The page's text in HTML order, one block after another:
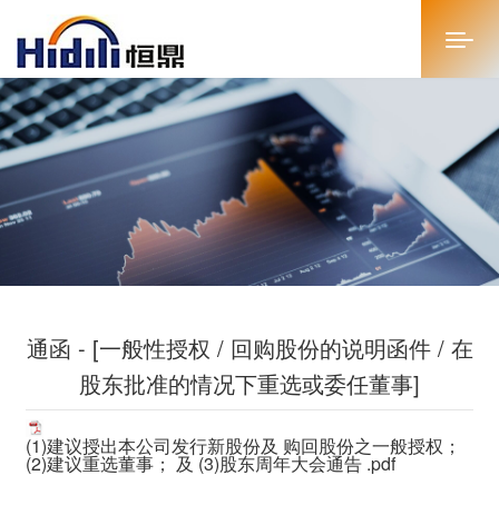
首页
关于恒鼎
新闻中心
恒鼎文化
商务合作
人才招聘
通函 - [一般性授权 / 回购股份的说明函件 / 在
股东批准的情况下重选或委任董事]
(1)建议授出本公司发行新股份及 购回股份之一般授权；
(2)建议重选董事； 及 (3)股东周年大会通告 .pdf